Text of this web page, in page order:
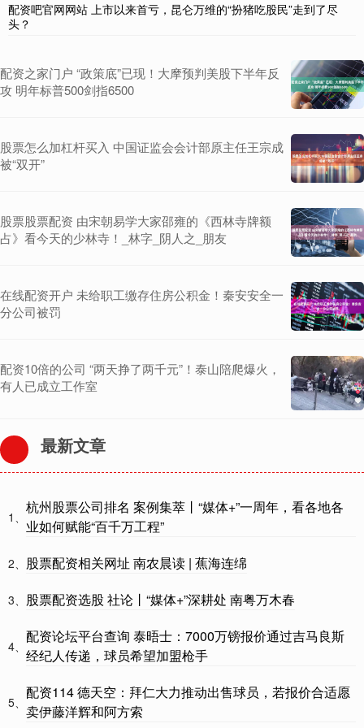
配资吧官网网站 上市以来首亏，昆仑万维的“扮猪吃股民”走到了尽
头？
配资之家门户 “政策底”已现！大摩预判美股下半年反
攻 明年标普500剑指6500
股票怎么加杠杆买入 中国证监会会计部原主任王宗成
被“双开”
股票股票配资 由宋朝易学大家邵雍的《西林寺牌额
占》看今天的少林寺！_林字_阴人之_朋友
在线配资开户 未给职工缴存住房公积金！秦安安全一
分公司被罚
配资10倍的公司 “两天挣了两千元”！泰山陪爬爆火，
有人已成立工作室
最新文章
1、
杭州股票公司排名 案例集萃丨“媒体+”一周年，看各地各
业如何赋能“百千万工程”
2、 股票配资相关网址 南农晨读 | 蕉海连绵
3、 股票配资选股 社论丨“媒体+”深耕处 南粤万木春
4、
配资论坛平台查询 泰晤士：7000万镑报价通过吉马良斯
经纪人传递，球员希望加盟枪手
5、
配资114 德天空：拜仁大力推动出售球员，若报价合适愿
卖伊藤洋辉和阿方索